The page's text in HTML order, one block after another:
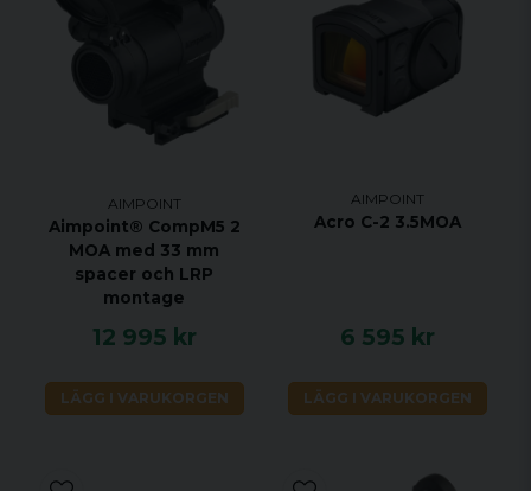
AIMPOINT
Aimpoint® CompM5 2
MOA med 33 mm
spacer och LRP
montage
12 995 kr
LÄGG I VARUKORGEN
AIMPOINT
Acro C-2 3.5MOA
6 595 kr
LÄGG I VARUKORGEN